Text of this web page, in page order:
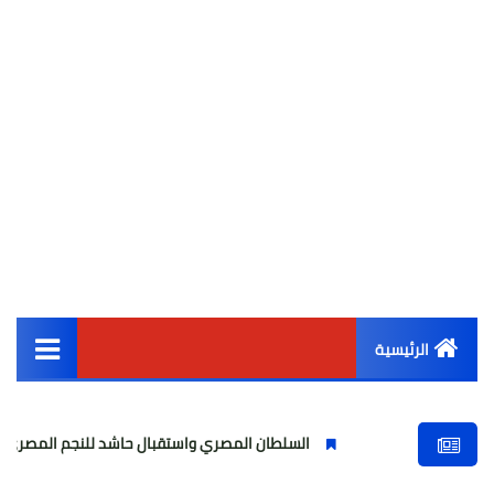
الرئيسية
أخبار مصر
السلطان المصري واستقبال حاشد للنجم المصري